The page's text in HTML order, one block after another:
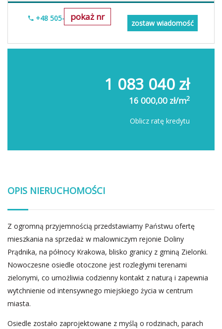
pokaż nr
+48 505-236-943
zostaw wiadomość
1 083 040 zł
16 000,00 zł/m2
Oblicz ratę kredytu
OPIS NIERUCHOMOŚCI
Z ogromną przyjemnością przedstawiamy Państwu ofertę
mieszkania na sprzedaż w malowniczym rejonie Doliny
Prądnika, na północy Krakowa, blisko granicy z gminą Zielonki.
Nowoczesne osiedle otoczone jest rozległymi terenami
zielonymi, co umożliwia codzienny kontakt z naturą i zapewnia
wytchnienie od intensywnego miejskiego życia w centrum
miasta.
Osiedle zostało zaprojektowane z myślą o rodzinach, parach